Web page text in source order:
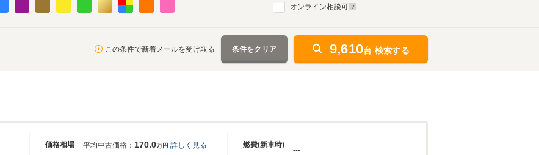
オンライン相談可
この条件で新着メールを受け取る 条件をクリア 9,610台 検索する
価格相場 燃費(新車時)
平均中古価格： 170.0万円 詳しく見る
---
---